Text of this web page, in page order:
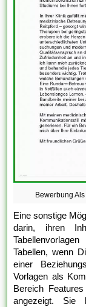
Bewerbung
Eine sonstige
darin, ihren
Tabellen, wenn
einer
Vorlagen als
Bereich
angezeigt. Sie